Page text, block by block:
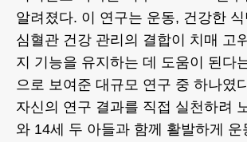
알려졌다. 이 연구는 운동, 건강한
심혈관 건강 관리의 결합이 치매 고
지 기능을 유지하는 데 도움이 된다
으로 보여준 대규모 연구 중 하나였
자신의 연구 결과를 직접 실천하려
와 14세 두 아들과 함께 활발하게 운